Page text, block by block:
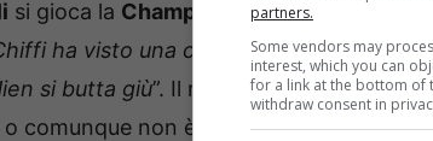
si gioca la Champions League
ha visto una cosa che ha visto solo
si butta giù”. Il riferimento è chiaro:
comunque non è tale da giustificare
partners.
Some vendors may
interest, which you can
for a link at the bottom of
withdraw consent in